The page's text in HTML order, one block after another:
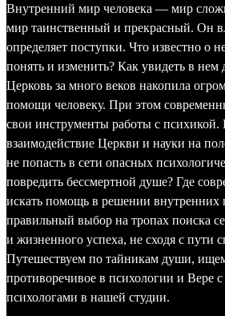
Внутренний мир человека — мир
мир таинственный и прекрасный. Он
определяет поступки. Что известно о
понять и изменить? Как увидеть в нем
Церковь за много веков накопила
помощи человеку. При этом
свои инструменты работы с
взаимодействие Церкви и науки на
не попасть в сети опасных
повредить бессмертной душе? Где
искать помощь в решении внутренних
правильный выбор на тропах поиска
и жизненного успеха, не сходя с пути
Путешествуем по тайникам души,
противоречивое в психологии и Вере
психологами в нашей студии.